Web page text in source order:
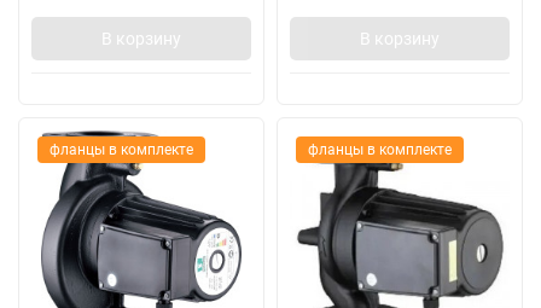
В корзину В корзину
фланцы в комплекте фланцы в комплекте